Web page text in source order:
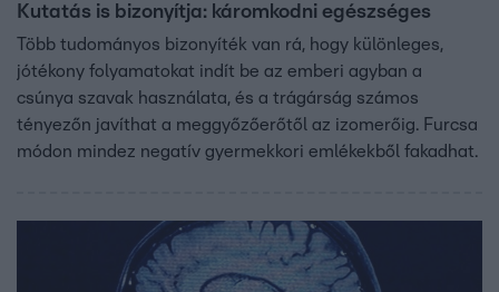
Kutatás is bizonyítja: káromkodni egészséges
Több tudományos bizonyíték van rá, hogy különleges,
jótékony folyamatokat indít be az emberi agyban a
csúnya szavak használata, és a trágárság számos
tényezőn javíthat a meggyőzőerőtől az izomerőig. Furcsa
módon mindez negatív gyermekkori emlékekből fakadhat.